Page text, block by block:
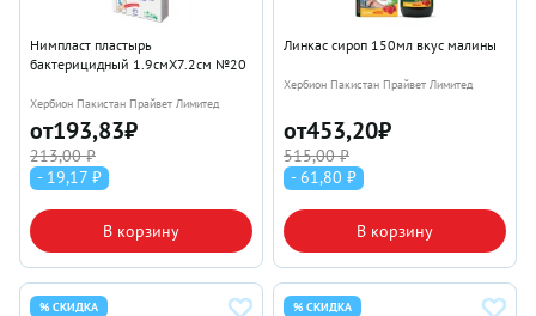
Нимпласт пластырь
бактерицидный 1.9смX7.2см №20
Хербион Пакистан Прайвет Лимитед
от193,83₽
213,00 ₽
- 19,17 ₽
В корзину
Линкас сироп 150мл вкус малины
Хербион Пакистан Прайвет Лимитед
от453,20₽
515,00 ₽
- 61,80 ₽
В корзину
% СКИДКА % СКИДКА